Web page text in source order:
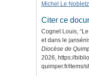
Michel Le
Citer ce
Cognet Louis,
et dans le
Diocèse de
2026, https://
quimper.fr/items/